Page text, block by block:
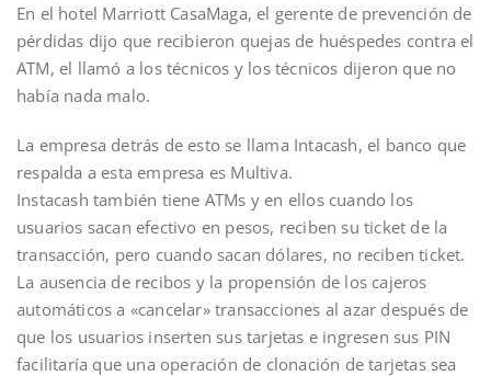
En el hotel Marriott CasaMaga, el gerente de prevención de
pérdidas dijo que recibieron quejas de huéspedes contra el
ATM, el llamó a los técnicos y los técnicos dijeron que no
había nada malo.
La empresa detrás de esto se llama Intacash, el banco que
respalda a esta empresa es Multiva.
Instacash también tiene ATMs y en ellos cuando los
usuarios sacan efectivo en pesos, reciben su ticket de la
transacción, pero cuando sacan dólares, no reciben ticket.
La ausencia de recibos y la propensión de los cajeros
automáticos a «cancelar» transacciones al azar después de
que los usuarios inserten sus tarjetas e ingresen sus PIN
facilitaría que una operación de clonación de tarjetas sea